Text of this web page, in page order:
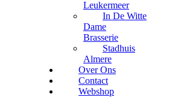
Leukermeer
In De Witte
Dame
Brasserie
Stadhuis
Almere
Over Ons
Contact
Webshop